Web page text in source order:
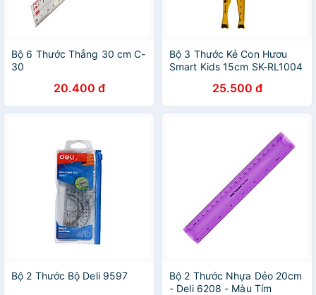
Bộ 6 Thước Thẳng 30 cm C-
30
20.400 đ
Bộ 3 Thước Kẻ Con Hươu
Smart Kids 15cm SK-RL1004
25.500 đ
Bộ 2 Thước Bộ Deli 9597
Bộ 2 Thước Nhựa Dẻo 20cm
- Deli 6208 - Màu Tím